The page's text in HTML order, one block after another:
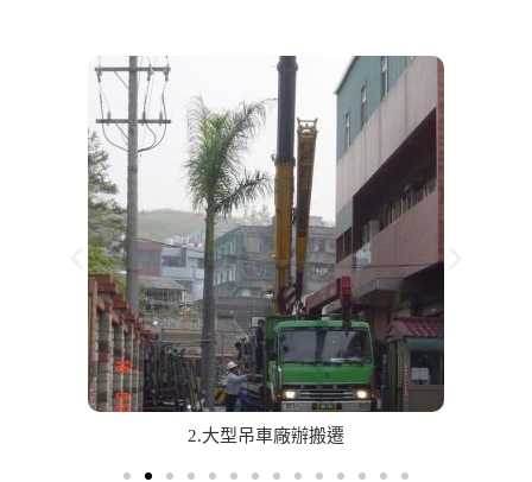
2.大型吊車廠辦搬遷